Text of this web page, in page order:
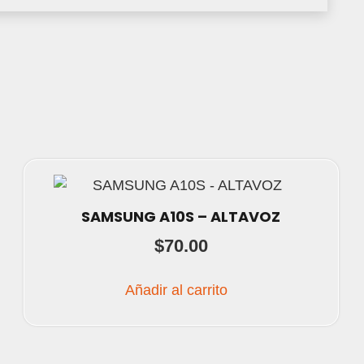
SAMSUNG A10S – ALTAVOZ
$70.00
Añadir al carrito